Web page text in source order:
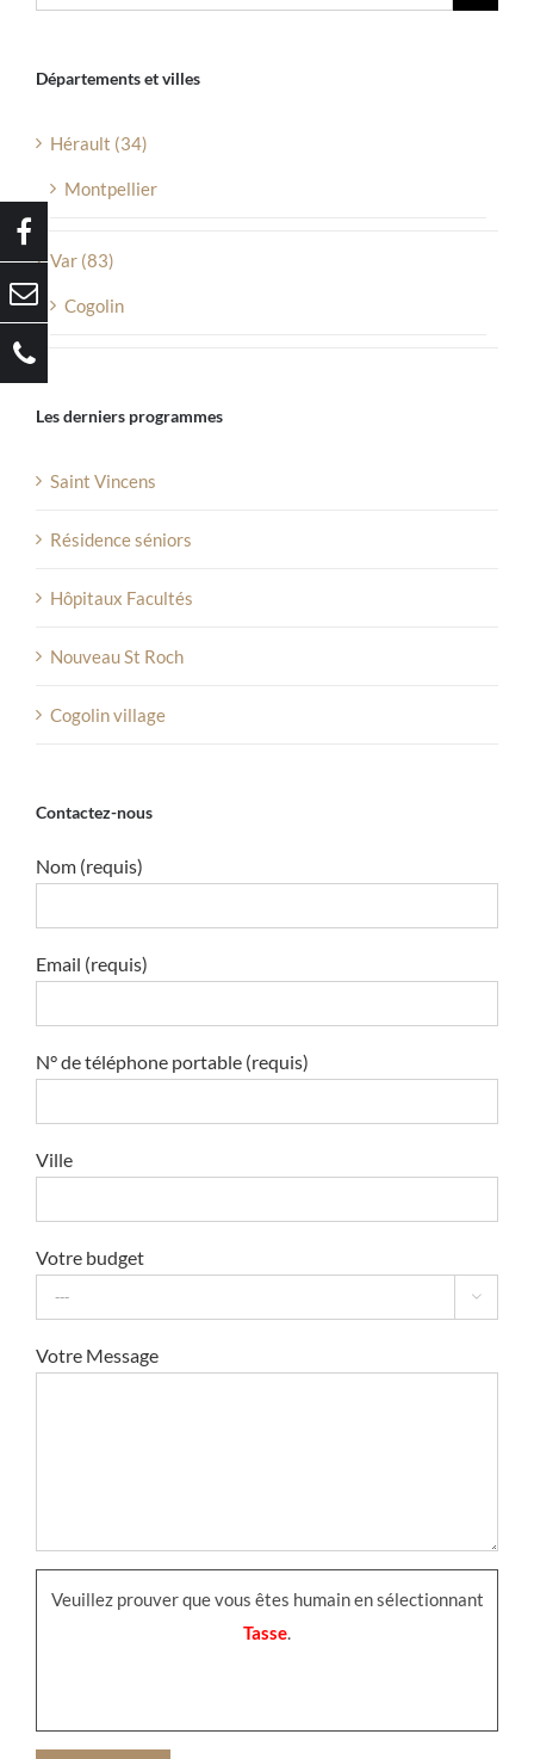
Départements et villes
Hérault (34)
Montpellier
Var (83)
Cogolin
Les derniers programmes
Saint Vincens
Résidence séniors
Hôpitaux Facultés
Nouveau St Roch
Cogolin village
Contactez-nous
Nom (requis)
Email (requis)
N° de téléphone portable (requis)
Ville
Votre budget

Votre Message
Veuillez prouver que vous êtes humain en sélectionnant
Tasse